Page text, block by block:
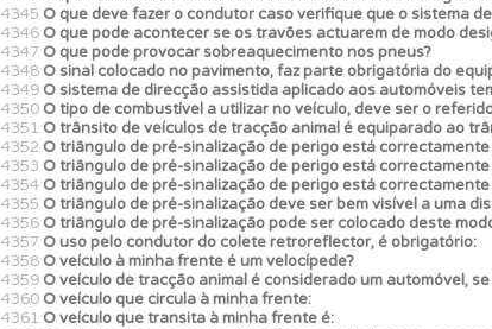
Testes Deve fazer o teste que recomendamos
4345 O que deve fazer o condutor caso verifique que o sistema
4346 O que pode acontecer se os travões actuarem de modo
4347 O que pode provocar sobreaquecimento nos pneus?
4348 O sinal colocado no pavimento, faz parte obrigatória do
4349 O sistema de direcção assistida aplicado aos automóveis
4350 O tipo de combustível a utilizar no veículo, deve ser o
4351 O trânsito de veículos de tracção animal é equiparado ao
4352 O triângulo de pré-sinalização de perigo está correctamente
4353 O triângulo de pré-sinalização de perigo está correctamente
4354 O triângulo de pré-sinalização de perigo está correctamente
4355 O triângulo de pré-sinalização deve ser bem visível a uma
4356 O triângulo de pré-sinalização pode ser colocado deste
4357 O uso pelo condutor do colete retroreflector, é obrigatório:
4358 O veículo à minha frente é um velocípede?
4359 O veículo de tracção animal é considerado um automóvel,
4360 O veículo que circula à minha frente:
4361 O veículo que transita à minha frente é: